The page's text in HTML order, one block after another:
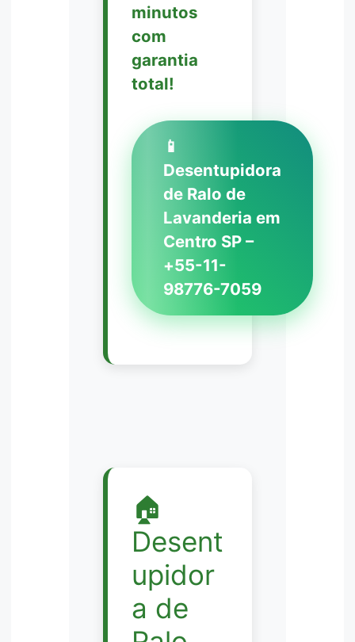
minutos
com
garantia
total!
📱
Desentupidora
de Ralo de
Lavanderia em
Centro SP –
+55-11-
98776-7059
🏠
Desent
upidor
a de